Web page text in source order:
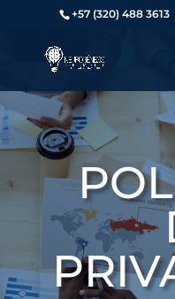
+57 (320) 488 3613